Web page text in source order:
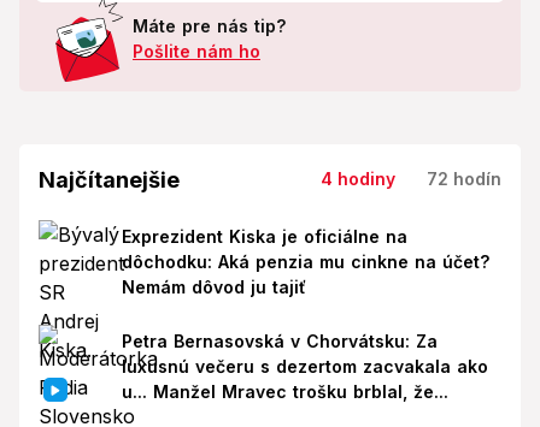
Máte pre nás tip?
Pošlite nám ho
Najčítanejšie 4 hodiny 72 hodín
Exprezident Kiska je oficiálne na
dôchodku: Aká penzia mu cinkne na účet?
Nemám dôvod ju tajiť
Petra Bernasovská v Chorvátsku: Za
luxusnú večeru s dezertom zacvakala ako
u... Manžel Mravec trošku brblal, že...